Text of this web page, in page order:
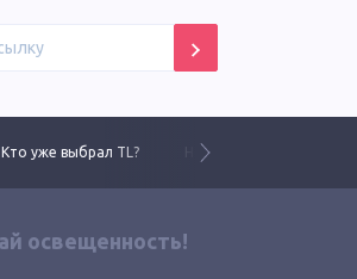
Кто уже выбрал TL? Новинки 2025 года
освещенность!